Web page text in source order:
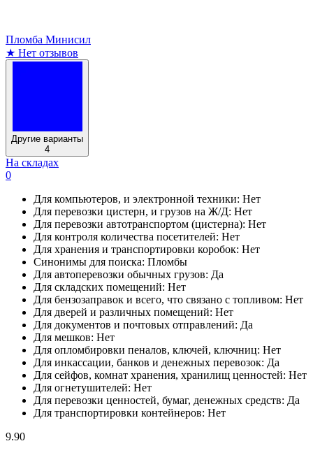
Пломба Минисил
★ Нет отзывов
Другие варианты
4
На складах
0
Для компьютеров, и электронной техники: Нет
Для перевозки цистерн, и грузов на Ж/Д: Нет
Для перевозки автотранспортом (цистерна): Нет
Для контроля количества посетителей: Нет
Для хранения и транспортировки коробок: Нет
Синонимы для поиска: Пломбы
Для автоперевозки обычных грузов: Да
Для складских помещений: Нет
Для бензозаправок и всего, что связано с топливом: Нет
Для дверей и различных помещений: Нет
Для документов и почтовых отправлений: Да
Для мешков: Нет
Для опломбировки пеналов, ключей, ключниц: Нет
Для инкассации, банков и денежных перевозок: Да
Для сейфов, комнат хранения, хранилищ ценностей: Нет
Для огнетушителей: Нет
Для перевозки ценностей, бумаг, денежных средств: Да
Для транспортировки контейнеров: Нет
9.90